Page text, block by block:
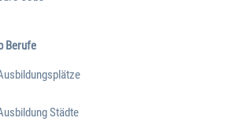
Berufe
Städte